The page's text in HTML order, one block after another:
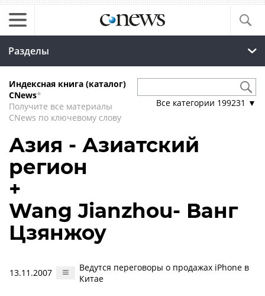
Разделы
Индексная книга (каталог)
CNews*
Получите все материалы
CNews по ключевому слову
Все категории 199231 ▼
Азия - Азиатский
регион
+
Wang Jianzhou- Ванг
Цзянжоу
13.11.2007
Ведутся переговоры о продажах iPhone в
Китае